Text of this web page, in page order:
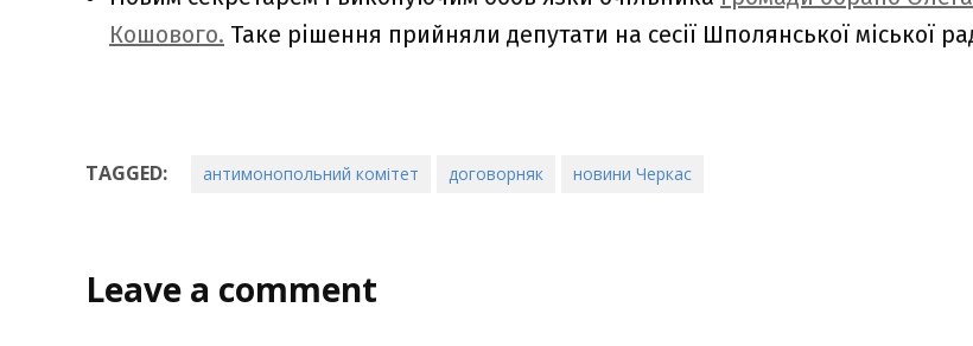
Кошового. Таке рішення прийняли депутати на сесії Шполянської міської
TAGGED: антимонопольний комітет договорняк новини Черкас
Leave a comment